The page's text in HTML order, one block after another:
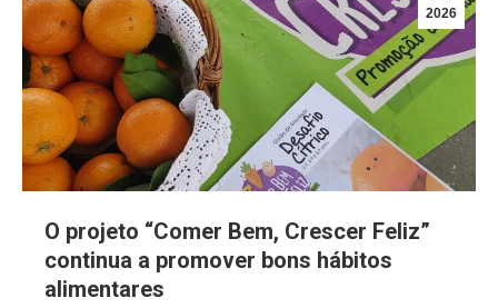
2026
O projeto “Comer Bem, Crescer Feliz”
continua a promover bons hábitos
alimentares